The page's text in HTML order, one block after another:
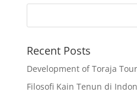
Recent Posts
Development of Toraja
Filosofi Kain Tenun di